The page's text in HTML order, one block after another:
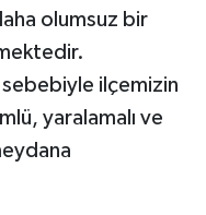
olumsuz bir
ilçemizin
yaralamalı ve